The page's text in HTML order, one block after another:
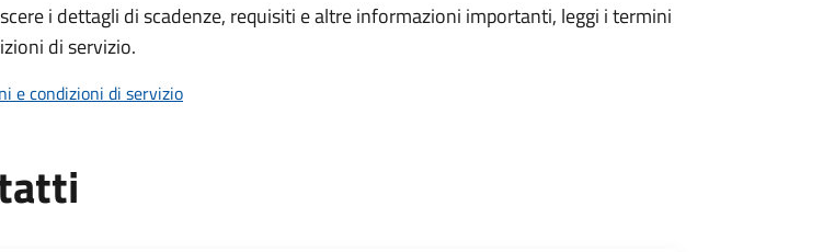
i dettagli di scadenze, requisiti e altre informazioni importanti, leggi i termini
di servizio.
e condizioni di servizio